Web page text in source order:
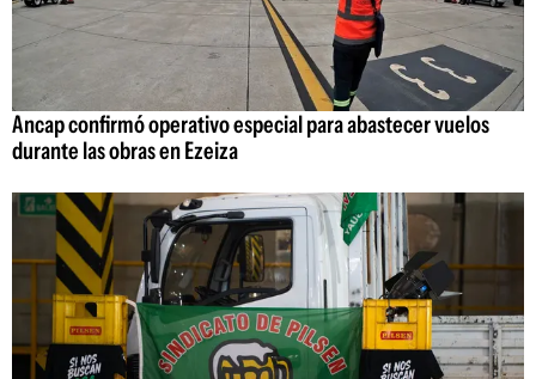
Ancap confirmó operativo especial para abastecer vuelos
durante las obras en Ezeiza